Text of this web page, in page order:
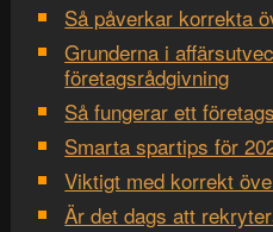
Så påverkar korrekta
Grunderna i
företagsrådgivning
Så fungerar ett
Smarta spartips för
Viktigt med korrekt
Är det dags att